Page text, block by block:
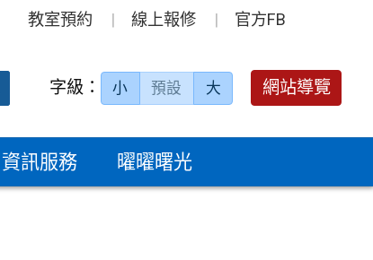
教室預約 線上報修 官方FB
出 字級： 小 預設 大 網站導覽
資訊服務 曜曜曙光